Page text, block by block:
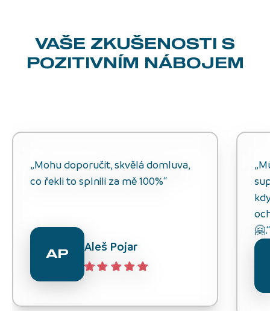
VAŠE ZKUŠENOSTI S
POZITIVNÍM NÁBOJEM
„Mohu doporučit, skvělá domluva,
co řekli to splnili za mě 100%“
AP Aleš Pojar